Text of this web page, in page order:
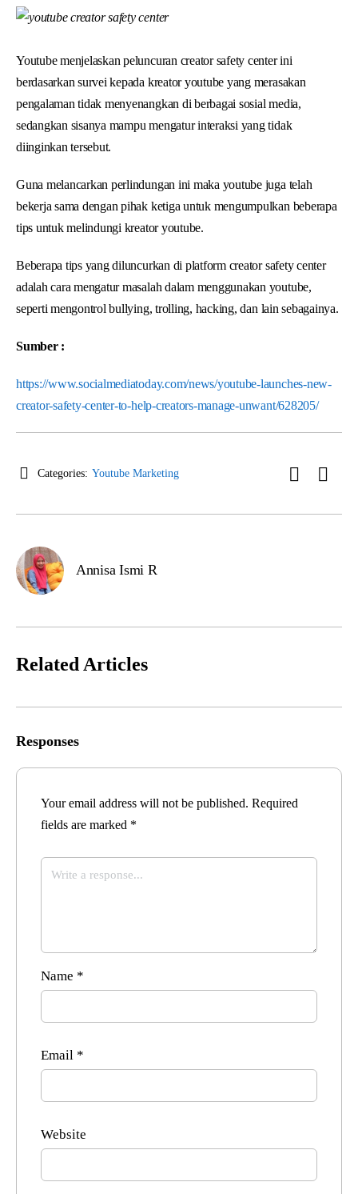
Youtube menjelaskan peluncuran creator safety center ini
berdasarkan survei kepada kreator youtube yang merasakan
pengalaman tidak menyenangkan di berbagai sosial media,
sedangkan sisanya mampu mengatur interaksi yang tidak
diinginkan tersebut.
Guna melancarkan perlindungan ini maka youtube juga telah
bekerja sama dengan pihak ketiga untuk mengumpulkan beberapa
tips untuk melindungi kreator youtube.
Beberapa tips yang diluncurkan di platform creator safety center
adalah cara mengatur masalah dalam menggunakan youtube,
seperti mengontrol bullying, trolling, hacking, dan lain sebagainya.
Sumber :
https://www.socialmediatoday.com/news/youtube-launches-new-
creator-safety-center-to-help-creators-manage-unwant/628205/
Categories: Youtube Marketing
Annisa Ismi R
Related Articles
Responses
Your email address will not be published. Required
fields are marked *
Name *
Email *
Website